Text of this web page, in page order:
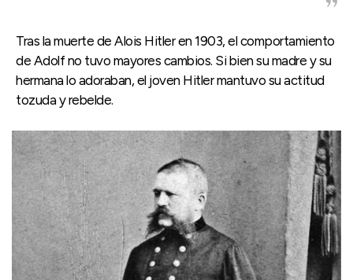
Tras la muerte de Alois Hitler en 1903, el comportamiento
de Adolf no tuvo mayores cambios. Si bien su madre y su
hermana lo adoraban, el joven Hitler mantuvo su actitud
tozuda y rebelde.